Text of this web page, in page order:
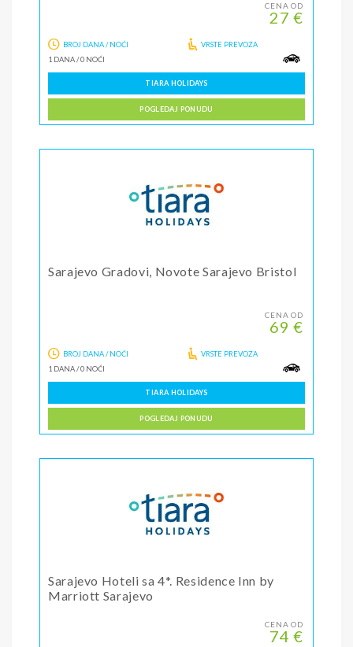
CENA OD
27 €
BROJ DANA / NOĆI
1 DANA/0 NOĆI
VRSTE PREVOZA
TIARA HOLIDAYS
POGLEDAJ PONUDU
Sarajevo Gradovi, Novote Sarajevo Bristol
CENA OD
69 €
BROJ DANA / NOĆI
1 DANA/0 NOĆI
VRSTE PREVOZA
TIARA HOLIDAYS
POGLEDAJ PONUDU
Sarajevo Hoteli sa 4*. Residence Inn by
Marriott Sarajevo
CENA OD
74 €